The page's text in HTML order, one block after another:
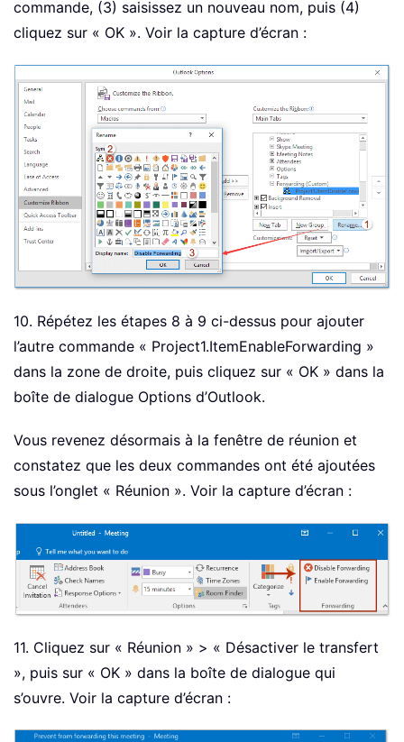
commande, (3) saisissez un nouveau nom, puis (4)
cliquez sur « OK ». Voir la capture d’écran :
10. Répétez les étapes 8 à 9 ci-dessus pour ajouter
l’autre commande « Project1.ItemEnableForwarding »
dans la zone de droite, puis cliquez sur « OK » dans la
boîte de dialogue Options d’Outlook.
Vous revenez désormais à la fenêtre de réunion et
constatez que les deux commandes ont été ajoutées
sous l’onglet « Réunion ». Voir la capture d’écran :
11. Cliquez sur « Réunion » > « Désactiver le transfert
», puis sur « OK » dans la boîte de dialogue qui
s’ouvre. Voir la capture d’écran :